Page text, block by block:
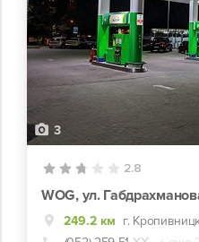
3
2.8
WOG, ул.
249.2 км г.